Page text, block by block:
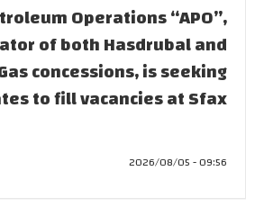
Operations “APO”,
of both Hasdrubal and
concessions, is seeking
to fill vacancies at Sfax
09:56 - 2026/08/05